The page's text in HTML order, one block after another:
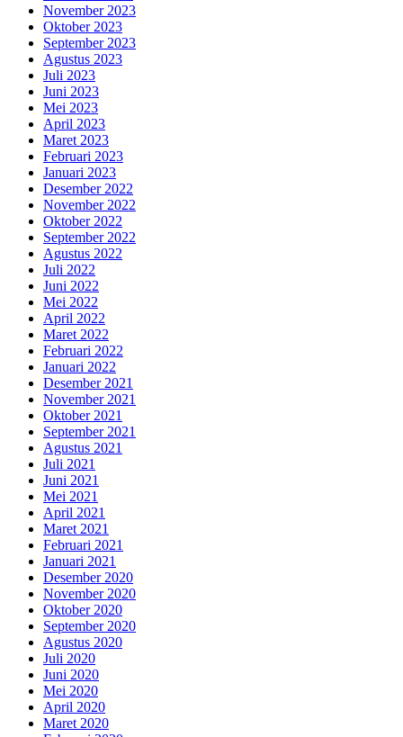
November 2023
Oktober 2023
September 2023
Agustus 2023
Juli 2023
Juni 2023
Mei 2023
April 2023
Maret 2023
Februari 2023
Januari 2023
Desember 2022
November 2022
Oktober 2022
September 2022
Agustus 2022
Juli 2022
Juni 2022
Mei 2022
April 2022
Maret 2022
Februari 2022
Januari 2022
Desember 2021
November 2021
Oktober 2021
September 2021
Agustus 2021
Juli 2021
Juni 2021
Mei 2021
April 2021
Maret 2021
Februari 2021
Januari 2021
Desember 2020
November 2020
Oktober 2020
September 2020
Agustus 2020
Juli 2020
Juni 2020
Mei 2020
April 2020
Maret 2020